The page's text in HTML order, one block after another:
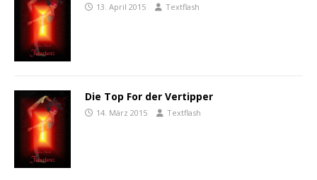
13. April 2015 Textflash
Die Top For der Vertipper
14. März 2015 Textflash